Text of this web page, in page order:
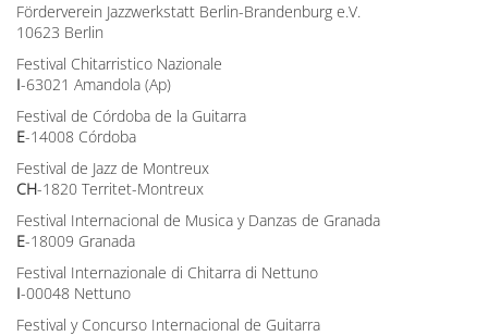
Förderverein Jazzwerkstatt Berlin-Brandenburg e.V.
10623 Berlin
Festival Chitarristico Nazionale
I-63021 Amandola (Ap)
Festival de Córdoba de la Guitarra
E-14008 Córdoba
Festival de Jazz de Montreux
CH-1820 Territet-Montreux
Festival Internacional de Musica y Danzas de Granada
E-18009 Granada
Festival Internazionale di Chitarra di Nettuno
I-00048 Nettuno
Festival y Concurso Internacional de Guitarra